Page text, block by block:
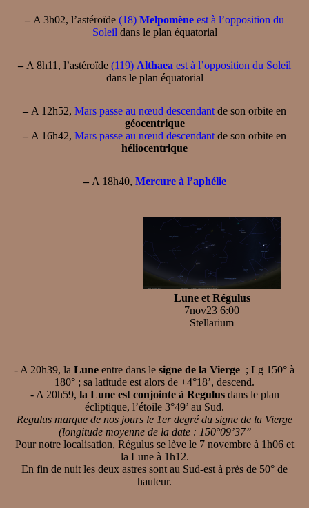
– A 3h02, l’astéroïde (18) Melpomène est à l’opposition du
Soleil dans le plan équatorial
– A 8h11, l’astéroïde (119) Althaea est à l’opposition du Soleil
dans le plan équatorial
– A 12h52, Mars passe au nœud descendant de son orbite en
géocentrique
– A 16h42, Mars passe au nœud descendant de son orbite en
héliocentrique
–A 18h40, Mercure à l’aphélie
Lune et Régulus
7nov23 6:00
Stellarium
- A 20h39, la Lune entre dans le signe de la Vierge ; Lg 150° à
180° ; sa latitude est alors de +4°18’, descend.
- A 20h59, la Lune est conjointe à Regulusdans le plan
écliptique, l’étoile 3°49’ au Sud.
Regulus marque de nos jours le 1er degré du signe de la Vierge
(longitude moyenne de la date : 150°09’37’’
Pour notre localisation, Régulus se lève le 7 novembre à 1h06 et
la Lune à 1h12.
En fin de nuit les deux astres sont au Sud-est à près de 50° de
hauteur.